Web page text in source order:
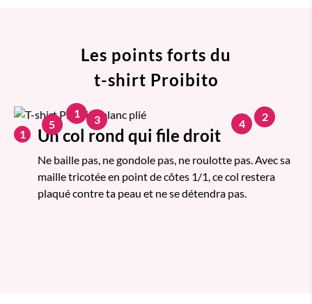
Les points forts du
t-shirt Proibito
1 Un col rond qui file droit
Ne baille pas, ne gondole pas, ne roulotte pas. Avec sa
maille tricotée en point de côtes 1/1, ce col restera
plaqué contre ta peau et ne se détendra pas.
1 2
3 4
5